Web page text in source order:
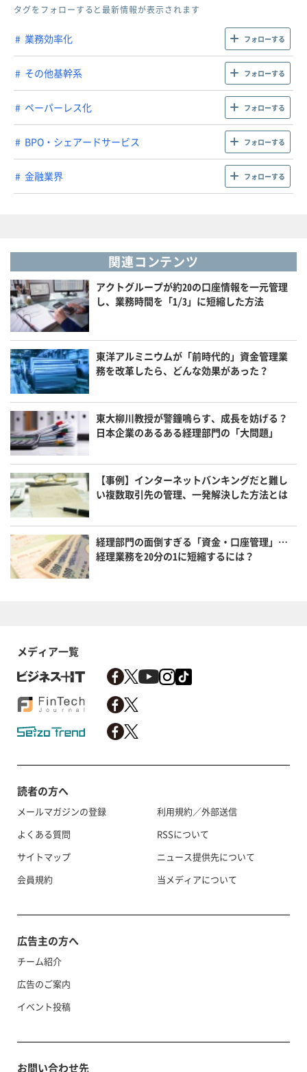
タグをフォローすると最新情報が表示されます
業務効率化 フォローする
その他基幹系 フォローする
ペーパーレス化 フォローする
BPO・シェアードサービス フォローする
金融業界 フォローする
関連コンテンツ
アクトグループが約20の口座情報を一元管理
し、業務時間を「1/3」に短縮した方法
東洋アルミニウムが「前時代的」資金管理業
務を改革したら、どんな効果があった？
東大柳川教授が警鐘鳴らす、成長を妨げる？
日本企業のあるある経理部門の「大問題」
【事例】インターネットバンキングだと難し
い複数取引先の管理、一発解決した方法とは
経理部門の面倒すぎる「資金・口座管理」…
経理業務を20分の1に短縮するには？
メディア一覧
読者の方へ
メールマガジンの登録
よくある質問
サイトマップ
会員規約
利用規約／外部送信
RSSについて
ニュース提供先について
当メディアについて
広告主の方へ
チーム紹介
広告のご案内
イベント投稿
お問い合わせ先